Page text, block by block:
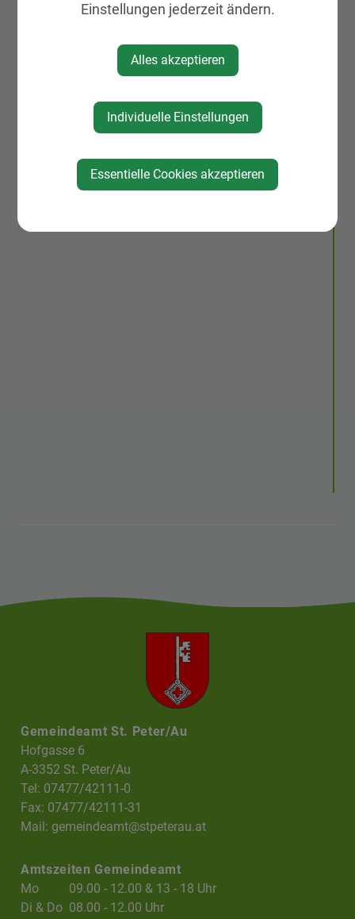
Gemeindeamt St. Peter/Au
Hofgasse 6
A-3352 St. Peter/Au
Tel: 07477/42111-0
Fax: 07477/42111-31
Mail:gemeindeamt@stpeterau.at
Amtszeiten Gemeindeamt
Mo
09.00 - 12.00 & 13 - 18 Uhr
Di & Do 08.00 - 12.00 Uhr
Einstellungen jederzeit ändern.
Alles akzeptieren
Individuelle Einstellungen
Essentielle Cookies akzeptieren